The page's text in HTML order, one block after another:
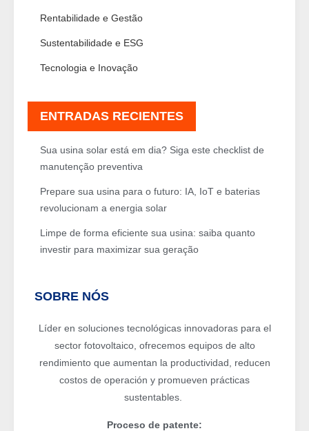
Rentabilidade e Gestão
Sustentabilidade e ESG
Tecnologia e Inovação
ENTRADAS RECIENTES
Sua usina solar está em dia? Siga este checklist de
manutenção preventiva
Prepare sua usina para o futuro: IA, IoT e baterias
revolucionam a energia solar
Limpe de forma eficiente sua usina: saiba quanto
investir para maximizar sua geração
SOBRE NÓS
Líder en soluciones tecnológicas innovadoras para el
sector fotovoltaico, ofrecemos equipos de alto
rendimiento que aumentan la productividad, reducen
costos de operación y promueven prácticas
sustentables.
Proceso de patente: